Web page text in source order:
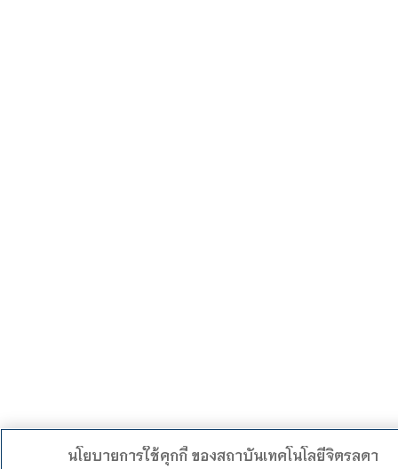
นโยบายการใช้คุกกี้ ของสถาบันเทคโนโลยีจิตรลดา